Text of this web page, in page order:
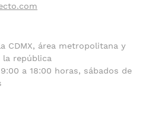
CDMX, área metropolitana y
la república
a 18:00 horas, sábados de